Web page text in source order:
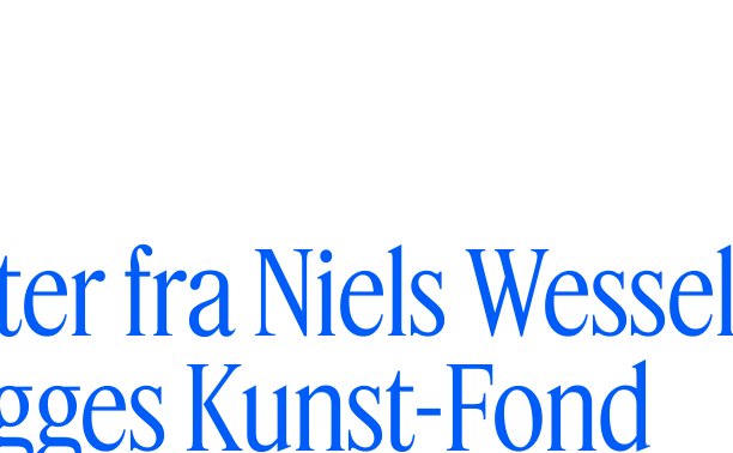
fra Niels Wessel
Kunst-Fond